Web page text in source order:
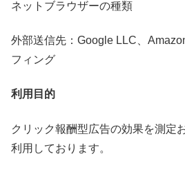
ネットブラウザーの種類
外部送信先：Google LLC、
フィング
利用目的
クリック報酬型広告の効果を測定
利用しております。